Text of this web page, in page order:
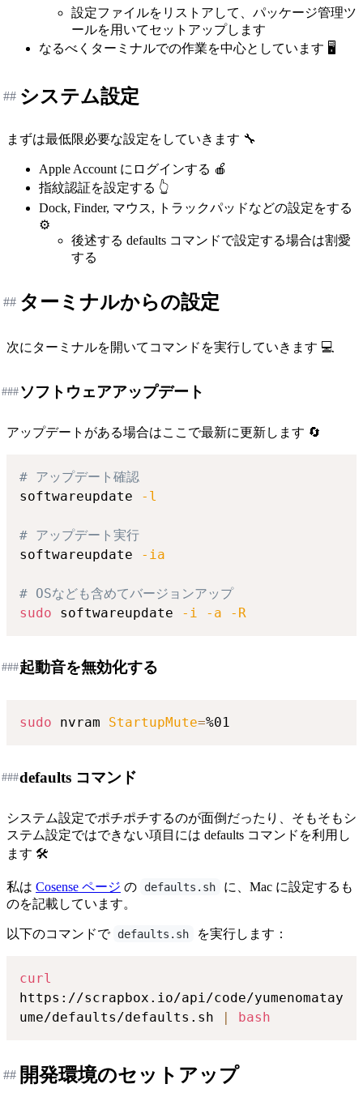
設定ファイルをリストアして、パッケージ管理ツ
ールを用いてセットアップします
なるべくターミナルでの作業を中心としています 🖥️
システム設定
##
まずは最低限必要な設定をしていきます 🔧
Apple Account にログインする 🍎
指紋認証を設定する 👆
Dock, Finder, マウス, トラックパッドなどの設定をする
⚙️
後述する defaults コマンドで設定する場合は割愛
する
ターミナルからの設定
##
次にターミナルを開いてコマンドを実行していきます 💻
ソフトウェアアップデート
###
アップデートがある場合はここで最新に更新します 🔄
# アップデート確認
softwareupdate
-l
# アップデート実行
softwareupdate
-ia
# OSなども含めてバージョンアップ
sudo softwareupdate -i -a -R
起動音を無効化する
###
sudo nvram StartupMute=
defaults コマンド
###
システム設定でポチポチするのが面倒だったり、そもそもシ
ステム設定ではできない項目には defaults コマンドを利用し
ます 🛠️
私は Cosense ページ の defaults.sh
に、Mac に設定するも
のを記載しています。
以下のコマンドで defaults.sh を実行します：
curl
https://scrapbox.io/api/code/yumenomatay
ume/defaults/defaults.sh
| bash
開発環境のセットアップ
##